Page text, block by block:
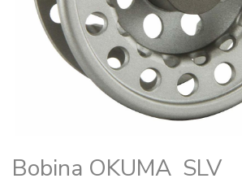
Bobina OKUMA SLV